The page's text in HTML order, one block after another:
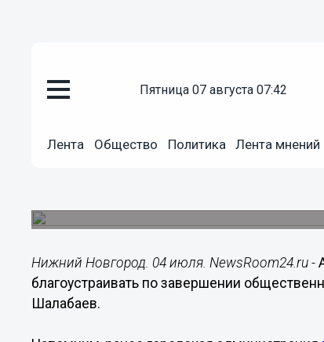
пятница 07 августа 07:42
Лента Общество Политика Лента мнений
Благоустройство
Нижний Новгород. 04 июля. NewsRoom24.ru -
благоустраивать по завершении
Шалабаев.